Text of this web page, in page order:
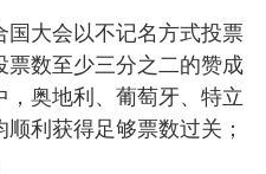
国大会以不记名方式投票
票数至少三分之二的赞成
，奥地利、葡萄牙、特立
利获得足够票数过关；